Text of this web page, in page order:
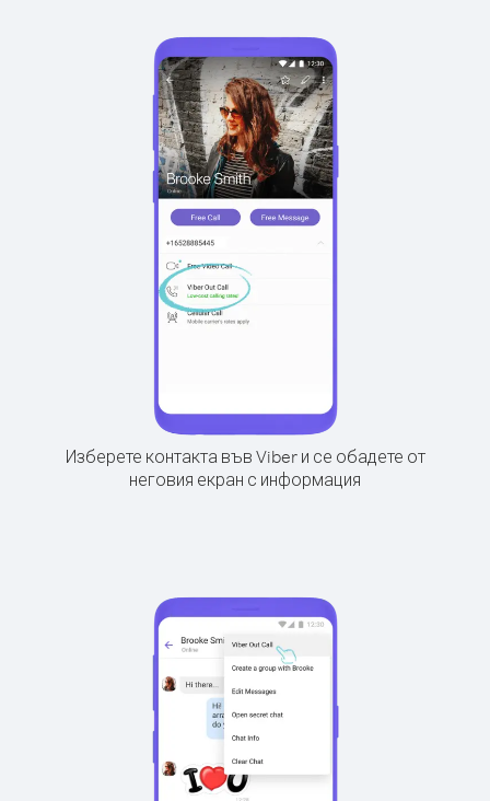
Изберете контакта във Viber и се обадете от
неговия екран с информация